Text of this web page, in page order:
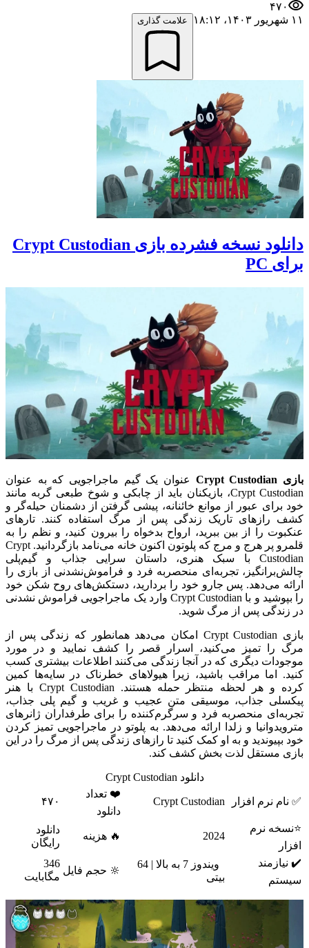
۴۷۰
۱۱ شهریور ۱۴۰۳،‏ ۱۸:۱۲
علامت گذاری
دانلود نسخه فشرده بازی Crypt Custodian
برای PC
بازی Crypt Custodian
عنوان یک گیم ماجراجویی که به عنوان
Crypt Custodian، بازیکنان باید از چابکی و شوخ طبعی گربه مانند
خود برای عبور از موانع خائنانه، پیشی گرفتن از دشمنان حیله‌گر و
کشف رازهای تاریک زندگی پس از مرگ استفاده کنند. تارهای
عنکبوت را از بین ببرید، ارواح بدخواه را بیرون کنید، و نظم را به
قلمرو پر هرج و مرج که پلوتون اکنون خانه می‌نامد بازگردانید. Crypt
Custodian با سبک هنری، داستان سرایی جذاب و گیم‌پلی
چالش‌برانگیز، تجربه‌ای منحصربه فرد و فراموش‌نشدنی از بازی را
ارائه می‌دهد. پس جارو خود را بردارید، دستکش‌های روح شکن خود
را بپوشید و با Crypt Custodian وارد یک ماجراجویی فراموش نشدنی
در زندگی پس از مرگ شوید.
بازی Crypt Custodian امکان می‌دهد همانطور که زندگی پس از
مرگ را تمیز می‌کنید، اسرار قصر را کشف نمایید و در مورد
موجودات دیگری که در آنجا زندگی می‌کنند اطلاعات بیشتری کسب
کنید. اما مراقب باشید، زیرا هیولاهای خطرناک در سایه‌ها کمین
کرده و هر لحظه منتظر حمله هستند. Crypt Custodian با هنر
پیکسلی جذاب، موسیقی متن عجیب و غریب و گیم پلی جذاب،
تجربه‌ای منحصربه فرد و سرگرم‌کننده را برای طرفداران ژانرهای
مترویدوانیا و زلدا ارائه می‌دهد. به پلوتو در ماجراجویی تمیز کردن
خود بپیوندید و به او کمک کنید تا رازهای زندگی پس از مرگ را در این
بازی مستقل لذت بخش کشف کند.
دانلود Crypt Custodian
✅ نام نرم افزار Crypt Custodian
❤️ تعداد
دانلود
۴۷۰
⭐نسخه نرم
افزار
2024 🔥 هزینه
دانلود
رایگان
✔️ نیازمند
سیستم
ویندوز 7 به بالا | 64
بیتی
🔆 حجم فایل
346
مگابایت